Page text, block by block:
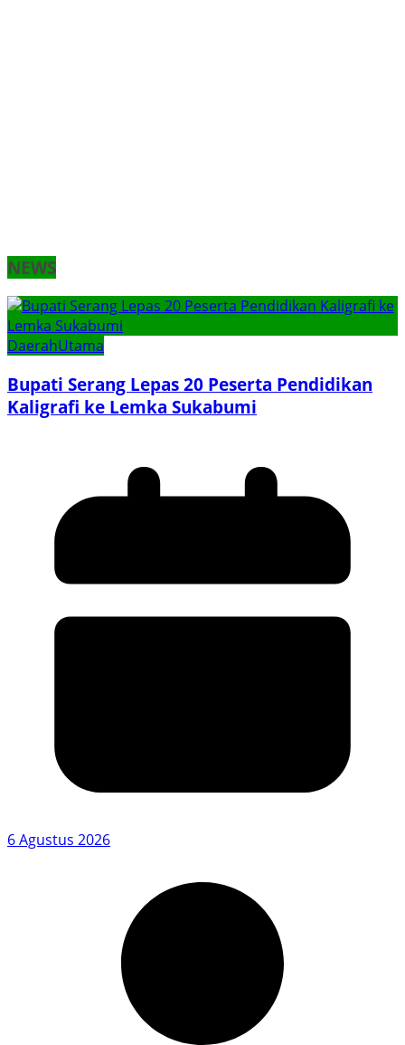
NEWS
DaerahUtama
Bupati Serang Lepas 20 Peserta Pendidikan
Kaligrafi ke Lemka Sukabumi
6 Agustus 2026